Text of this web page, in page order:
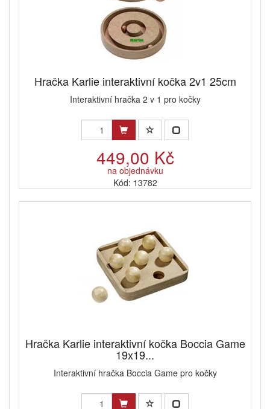
Hračka Karlie interaktivní kočka 2v1 25cm
Interaktivní hračka 2 v 1 pro kočky
449,00 Kč
na objednávku
Kód: 13782
Hračka Karlie interaktivní kočka Boccia Game
19x19...
Interaktivní hračka Boccia Game pro kočky